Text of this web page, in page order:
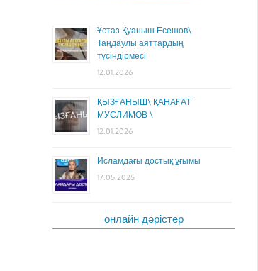
Ұстаз Қуаныш Есешов\
Таңдаулы аяттардың
түсіндірмесі
12.01.2026
ҚЫЗҒАНЫШ\ ҚАНАҒАТ
МУСЛИМОВ \
12.01.2026
Исламдағы достық ұғымы
17.05.2025
онлайн дәрістер